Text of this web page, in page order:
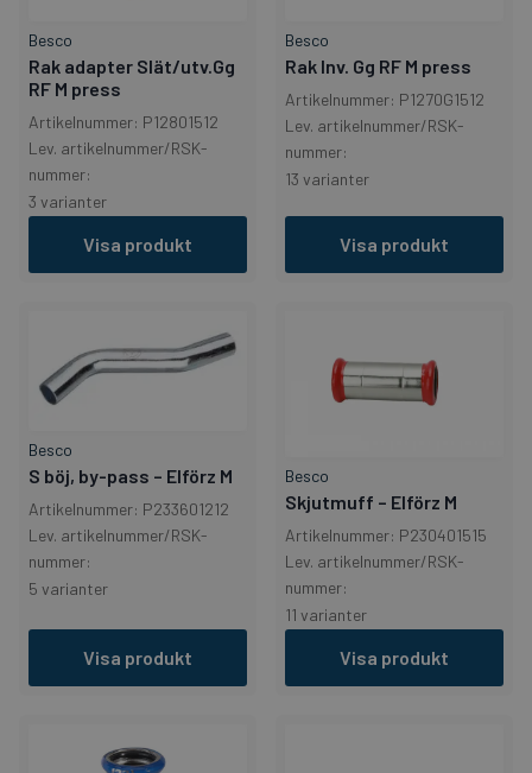
Besco
Rak adapter Slät/utv.Gg
RF M press
Artikelnummer: P12801512
Lev. artikelnummer/RSK-
nummer:
3 varianter
Visa produkt
Besco
Rak Inv. Gg RF M press
Artikelnummer: P1270G1512
Lev. artikelnummer/RSK-
nummer:
13 varianter
Visa produkt
Besco
S böj, by-pass – Elförz M
Artikelnummer: P233601212
Lev. artikelnummer/RSK-
nummer:
5 varianter
Visa produkt
Besco
Skjutmuff – Elförz M
Artikelnummer: P230401515
Lev. artikelnummer/RSK-
nummer:
11 varianter
Visa produkt